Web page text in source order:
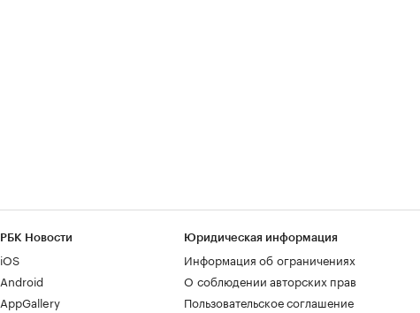
РБК Новости
iOS
Android
AppGallery
Юридическая информация
Информация об ограничениях
О соблюдении авторских прав
Пользовательское соглашение